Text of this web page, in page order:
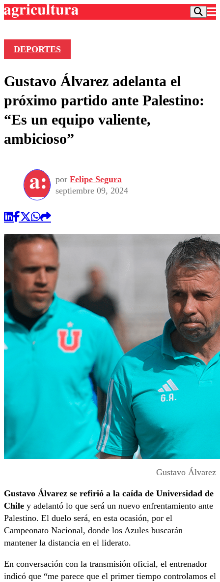
Podcast
Frecuencias
Agricultura TV
Deportes
Colo Colo
Motor
Torneo Internacional
Torneo Nacional
Entretención
Noticias
Internacional
Nacional
Vida Social
Programas
Comercial
DEPORTES
Gustavo Álvarez adelanta el
próximo partido ante Palestino:
“Es un equipo valiente,
ambicioso”
por Felipe Segura
septiembre 09, 2024
Gustavo Álvarez
Gustavo Álvarez se refirió a la caída de Universidad de
Chile y adelantó lo que será un nuevo enfrentamiento ante
Palestino. El duelo será, en esta ocasión, por el
Campeonato Nacional, donde los Azules buscarán
mantener la distancia en el liderato.
En conversación con la transmisión oficial, el entrenador
indicó que “me parece que el primer tiempo controlamos el